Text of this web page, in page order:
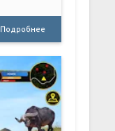
Подробнее